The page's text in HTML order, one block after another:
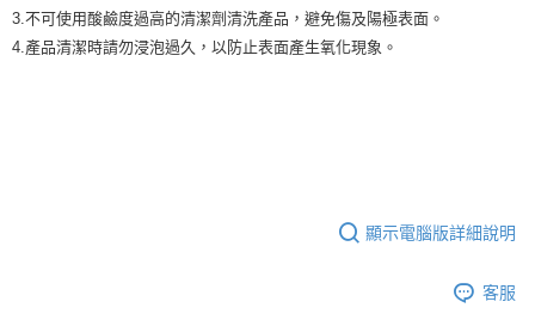
※ 交易是否成功請以「AFTEE先享後付 」之結帳頁面顯示為準，若有關於
是否繳費成功／繳費後需取消欲退款等相關疑問，請聯繫「AFTEE先享後付
３．未成年的使用者請事先徵得法定代理人或監護人之同意方可使用
４．使用「AFTEE先享後付」時，將依據個別帳號之用戶狀況，依本公司即
7-11取貨付款-重量限制含紙箱10kg，請控制商品重量在9~9.5
kg
3.不可使用酸鹼度過高的清潔劑清洗產品，避免傷及陽極表面。
4.產品清潔時請勿浸泡過久，以防止表面產生氧化現象。
顯示電腦版詳細說明
客服